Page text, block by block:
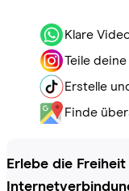
Klare
Teile
Erstelle
Finde
Erlebe die